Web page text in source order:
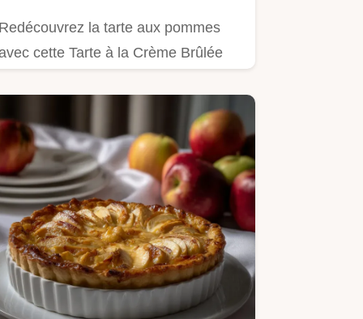
la tarte aux pommes
cette Tarte à la Crème Brûlée